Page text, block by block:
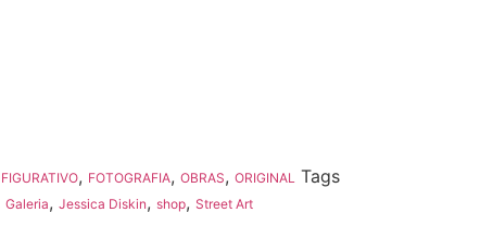
FIGURATIVO, FOTOGRAFIA, OBRAS, ORIGINAL Tags
Galeria, Jessica Diskin, shop, Street Art